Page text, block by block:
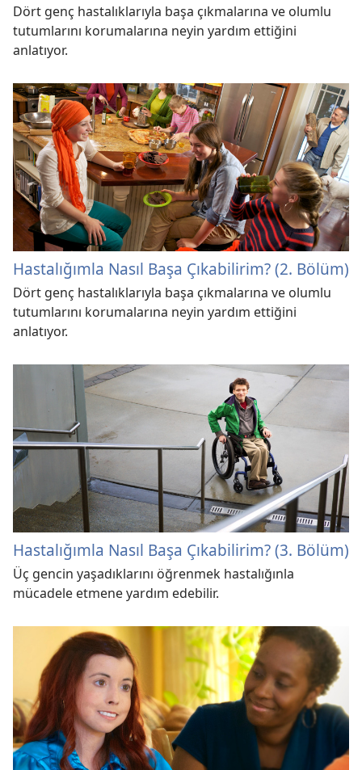
Dört genç hastalıklarıyla başa çıkmalarına ve olumlu
tutumlarını korumalarına neyin yardım ettiğini
anlatıyor.
Hastalığımla Nasıl Başa Çıkabilirim? (2. Bölüm)
Dört genç hastalıklarıyla başa çıkmalarına ve olumlu
tutumlarını korumalarına neyin yardım ettiğini
anlatıyor.
Hastalığımla Nasıl Başa Çıkabilirim? (3. Bölüm)
Üç gencin yaşadıklarını öğrenmek hastalığınla
mücadele etmene yardım edebilir.